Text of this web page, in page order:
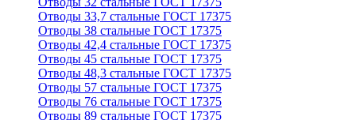
Отводы 33,7 стальные ГОСТ 17375
Отводы 38 стальные ГОСТ 17375
Отводы 42,4 стальные ГОСТ 17375
Отводы 45 стальные ГОСТ 17375
Отводы 48,3 стальные ГОСТ 17375
Отводы 57 стальные ГОСТ 17375
Отводы 76 стальные ГОСТ 17375
Отводы 89 стальные ГОСТ 17375